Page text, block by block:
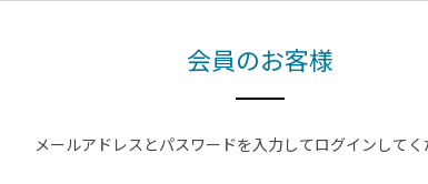
会員のお客様
メールアドレスとパスワードを入力してログインしてく